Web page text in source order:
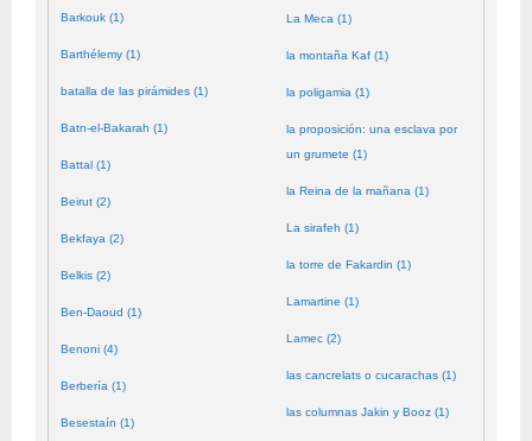
Barkouk (1)
Barthélemy (1)
batalla de las pirámides (1)
Batn-el-Bakarah (1)
Battal (1)
Beirut (2)
Bekfaya (2)
Belkis (2)
Ben-Daoud (1)
Benoni (4)
Berbería (1)
Besestaín (1)
La Meca (1)
la montaña Kaf (1)
la poligamia (1)
la proposición: una esclava por
un grumete (1)
la Reina de la mañana (1)
La sirafeh (1)
la torre de Fakardin (1)
Lamartine (1)
Lamec (2)
las cancrelats o cucarachas (1)
las columnas Jakin y Booz (1)